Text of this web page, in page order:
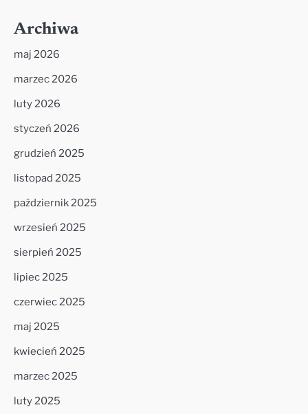
Archiwa
maj 2026
marzec 2026
luty 2026
styczeń 2026
grudzień 2025
listopad 2025
październik 2025
wrzesień 2025
sierpień 2025
lipiec 2025
czerwiec 2025
maj 2025
kwiecień 2025
marzec 2025
luty 2025